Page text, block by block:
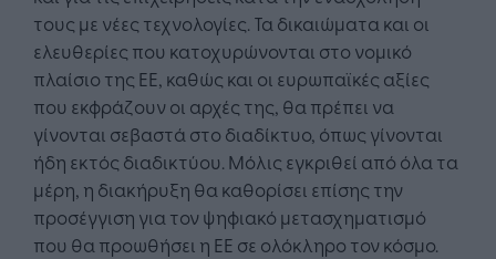
τους με νέες τεχνολογίες. Τα δικαιώματα και οι
ελευθερίες που κατοχυρώνονται στο νομικό
πλαίσιο της ΕΕ, καθώς και οι ευρωπαϊκές αξίες
που εκφράζουν οι αρχές της, θα πρέπει να
γίνονται σεβαστά στο διαδίκτυο, όπως γίνονται
ήδη εκτός διαδικτύου. Μόλις εγκριθεί από όλα τα
μέρη, η διακήρυξη θα καθορίσει επίσης την
προσέγγιση για τον ψηφιακό μετασχηματισμό
που θα προωθήσει η ΕΕ σε ολόκληρο τον κόσμο.